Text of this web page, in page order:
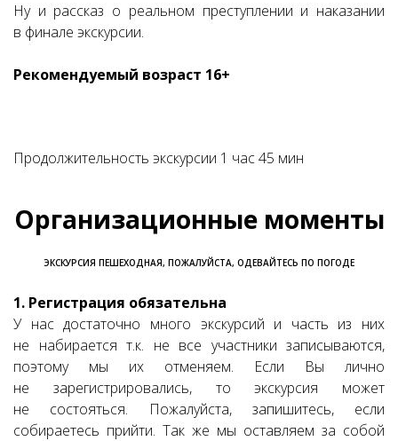
Ну и рассказ о реальном преступлении и наказании
в финале экскурсии.
Рекомендуемый возраст 16+
Продолжительность экскурсии 1 час 45 мин
Организационные моменты
ЭКСКУРСИЯ ПЕШЕХОДНАЯ, ПОЖАЛУЙСТА, ОДЕВАЙТЕСЬ ПО ПОГОДЕ
1. Регистрация обязательна
У нас достаточно много экскурсий и часть из них
не набирается т.к. не все участники записываются,
поэтому мы их отменяем. Если Вы лично
не зарегистрировались, то экскурсия может
не состояться. Пожалуйста, запишитесь, если
собираетесь прийти. Так же мы оставляем за собой